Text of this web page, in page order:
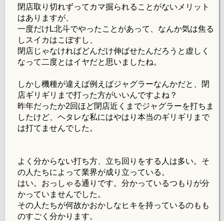
閉店取り切れずってカマ掘られることがないメリット
はありますが、
一度だけL北斗でやったことがあって、なんか気は焦る
しスイカはこぼすし、
閉店じゃなければどんだけ伸ばせたんだろうと虚しく
なって二度とはイヤだと思いましたね。
しかし機種が違えば例えばジャグラーなんかだと、閉
店ギリギリまで打った方がいいんですよね？
昨年だったか2回ほど閉店近くまでジャグラーを打ちま
したけど、ヘタレな私にはやはり本当のギリギリまで
は打てませんでした。
よく分からない打ち方、立ち回りをする人は多い。そ
の人たちによって業界が成り立っている。
はい。おっしゃる通りです。分かっているつもりが分
かっていませんでした。
その人たちが何故かおかしなヒキを持っているのもも
のすごく分かります。